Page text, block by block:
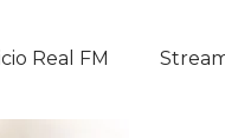
Real FM